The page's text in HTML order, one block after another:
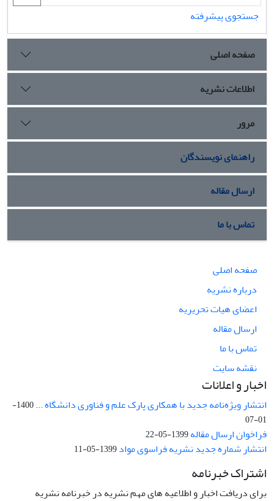
جستجوی پیشرفته
صفحه اصلی
اطلاعات نشریه
مرور
راهنمای نویسندگان
ارسال مقاله
تماس با ما
صفحه اصلی
درباره نشریه
اعضای هیات تحریریه
ارسال مقاله
تماس با ما
نقشه سایت
اخبار و اعلانات
انتشار ویژه‌نامه جدید با همکاری پارک علم و فناوری دانشگاه ...
1400-
01-07
فراخوان ارسال مقاله1399-05-22
انتشار شماره جدید نشریه فراسوی مواد1399-05-11
اشتراک خبرنامه
برای دریافت اخبار و اطلاعیه های مهم نشریه در خبرنامه نشریه